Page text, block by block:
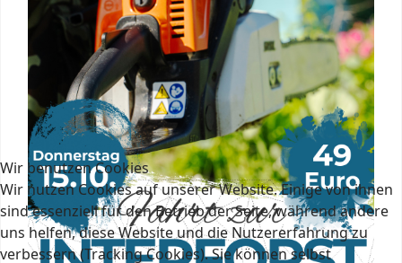
Wir benutzen Cookies
Wir nutzen Cookies auf unserer Website. Einige von ihnen
sind essenziell für den Betrieb der Seite, während andere
uns helfen, diese Website und die Nutzererfahrung zu
verbessern (Tracking Cookies). Sie können selbst